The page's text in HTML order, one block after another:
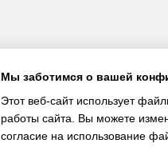
Мы заботимся о вашей
Этот веб-сайт использует
работы сайта. Вы можете
согласие на использование